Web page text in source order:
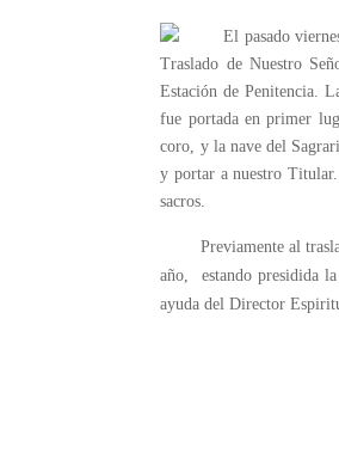
El pasado viernes
Traslado de Nuestro
Estación de Penitencia.
fue portada en primer
coro, y la nave del
y portar a nuestro
sacros.
Previamente al
año, estando presidida
ayuda del Director